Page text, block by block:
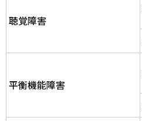
聴覚障害
平衡機能障害